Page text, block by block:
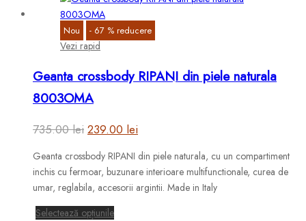
fi
alese
în
produsului.
Nou - 67 % reducere
Vezi rapid
Geanta crossbody RIPANI din piele naturala
8003OMA
735.00lei Prețul
inițial
a
fost:
735.00 lei.
239.00 lei
curent
este:
239.00 lei.
Geanta crossbody RIPANI din piele naturala, cu un compartiment
inchis cu fermoar, buzunare interioare multifunctionale, curea de
umar, reglabila, accesorii argintii. Made in Italy
Selectează opțiunileAcest